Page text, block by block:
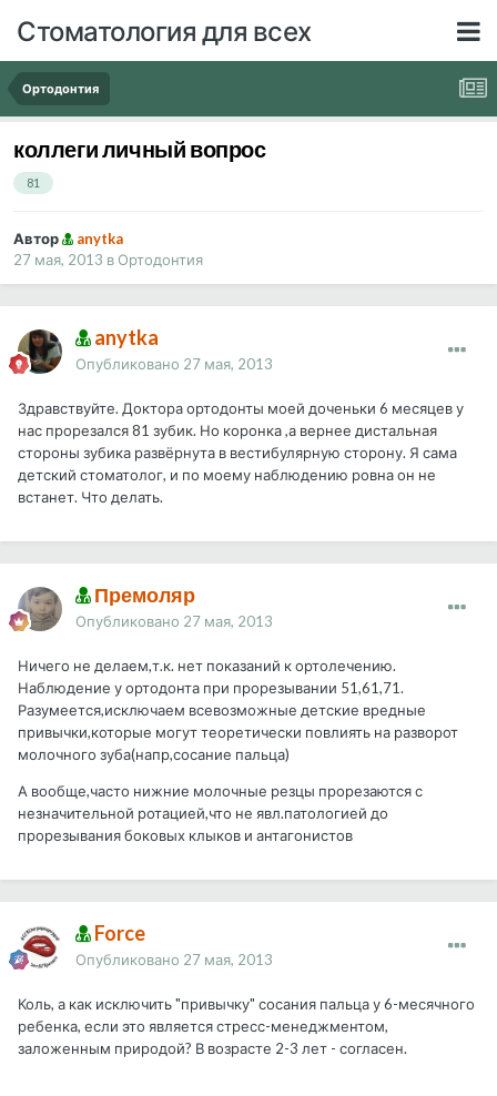
Стоматология для всех
Ортодонтия
коллеги личный вопрос
81
Автор
anytka
27 мая, 2013 в Ортодонтия
anytka
Опубликовано 27 мая, 2013
Здравствуйте. Доктора ортодонты моей доченьки 6 месяцев у
нас прорезался 81 зубик. Но коронка ,а вернее дистальная
стороны зубика развёрнута в вестибулярную сторону. Я сама
детский стоматолог, и по моему наблюдению ровна он не
встанет. Что делать.
Премоляр
Опубликовано 27 мая, 2013
Ничего не делаем,т.к. нет показаний к ортолечению.
Наблюдение у ортодонта при прорезывании 51,61,71.
Разумеется,исключаем всевозможные детские вредные
привычки,которые могут теоретически повлиять на разворот
молочного зуба(напр,сосание пальца)
А вообще,часто нижние молочные резцы прорезаются с
незначительной ротацией,что не явл.патологией до
прорезывания боковых клыков и антагонистов
Force
Опубликовано 27 мая, 2013
Коль, а как исключить "привычку" сосания пальца у 6-месячного
ребенка, если это является стресс-менеджментом,
заложенным природой? В возрасте 2-3 лет - согласен.